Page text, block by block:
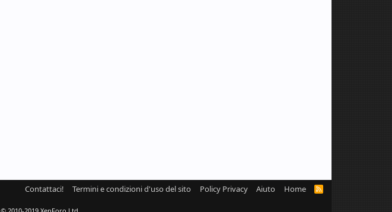
Contattaci! Termini e condizioni d'uso del sito Policy Privacy Aiuto Home
R